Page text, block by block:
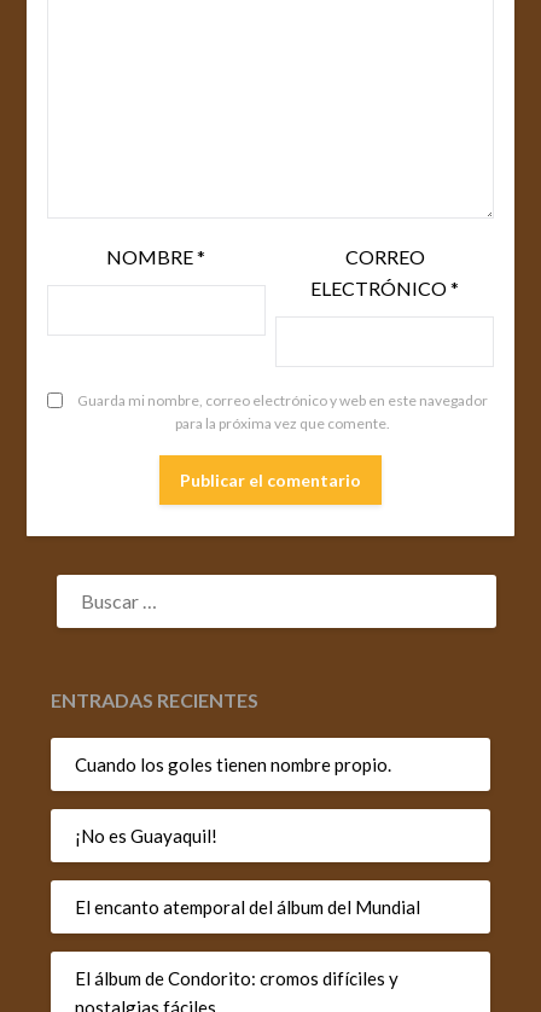
NOMBRE*
CORREO
ELECTRÓNICO*
Guarda mi nombre, correo electrónico y web en este navegador
para la próxima vez que comente.
BUSCAR:
ENTRADAS RECIENTES
Cuando los goles tienen nombre propio.
¡No es Guayaquil!
El encanto atemporal del álbum del Mundial
El álbum de Condorito: cromos difíciles y
nostalgias fáciles.